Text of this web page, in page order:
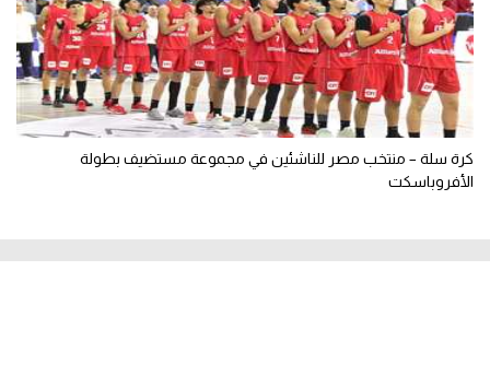
كرة سلة – منتخب مصر للناشئين في مجموعة مستضيف بطولة
الأفروباسكت